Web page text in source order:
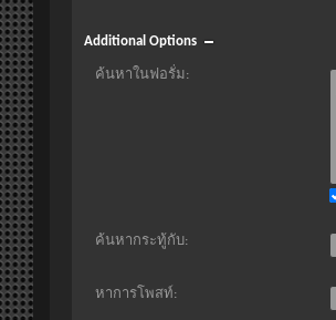
Additional Options
ค้นหาในฟอรั่ม:
ค้นหากระทู้กับ:
หาการโพสท์: